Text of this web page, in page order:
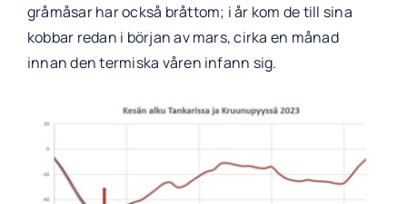
gråmåsar har också bråttom; i år kom de till sina
kobbar redan i början av mars, cirka en månad
innan den termiska våren infann sig.